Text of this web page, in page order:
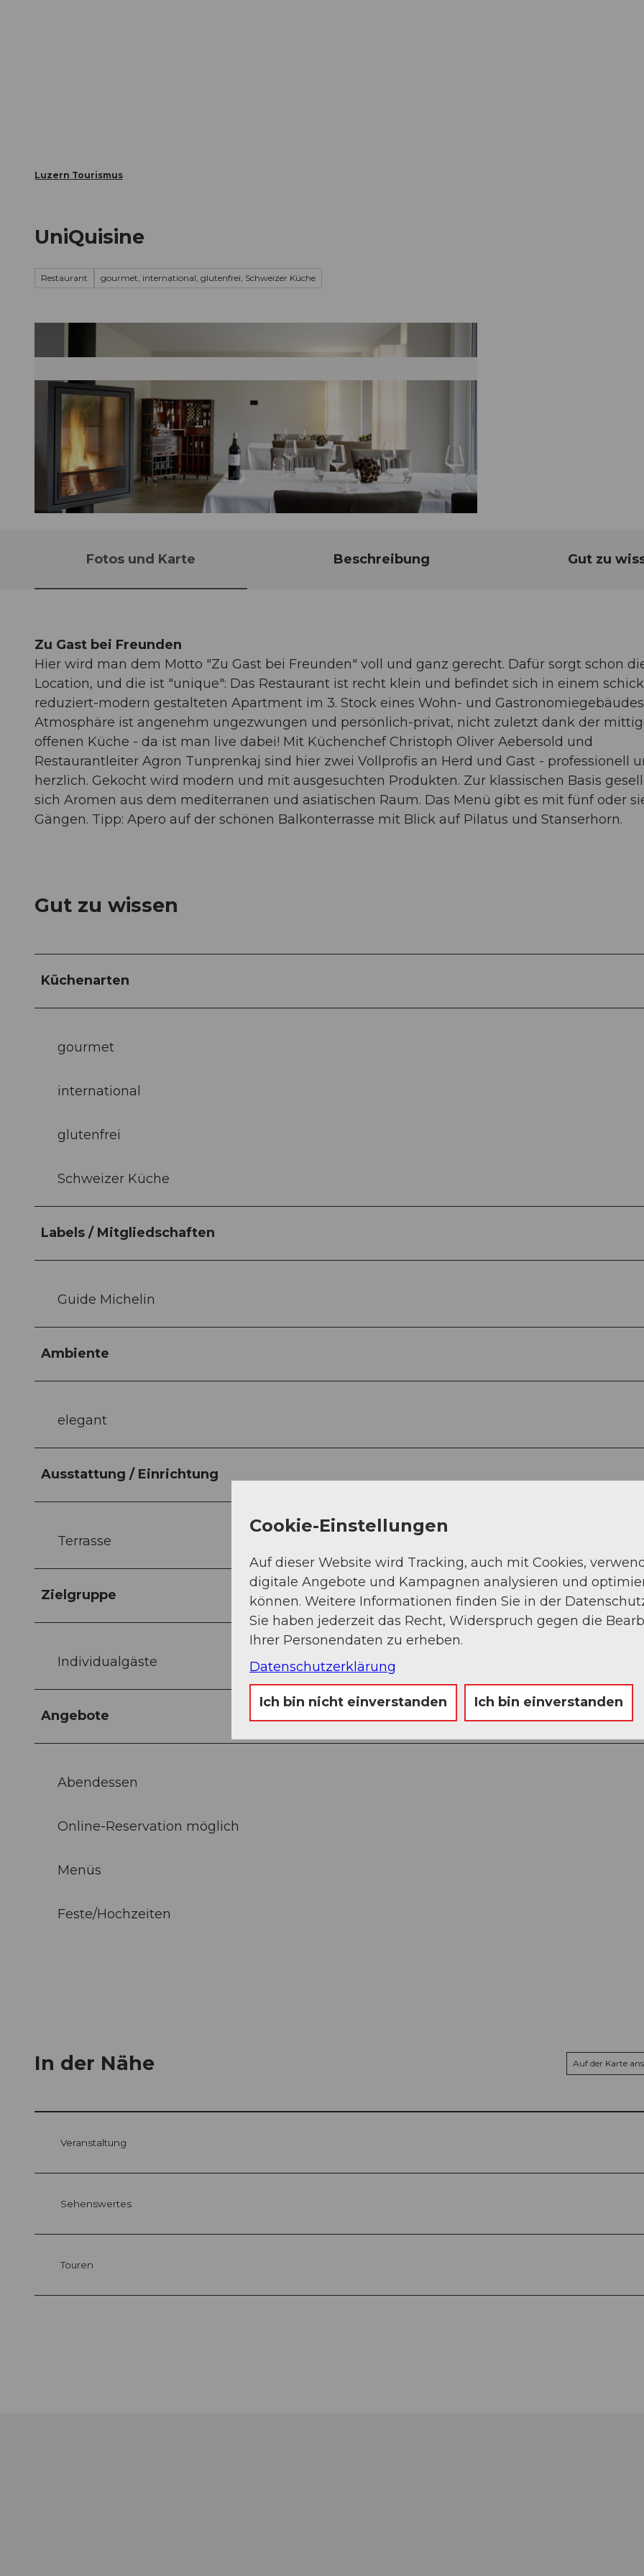
Luzern Tourismus
UniQuisine
Restaurant gourmet, international, glutenfrei, Schweizer Küche
Fotos und Karte Beschreibung Gut zu
Zu Gast bei Freunden
Hier wird man dem Motto "Zu Gast bei Freunden" voll und ganz gerecht. Dafür sorgt schon
Location, und die ist "unique": Das Restaurant ist recht klein und befindet sich in einem
reduziert-modern gestalteten Apartment im 3. Stock eines Wohn- und
Atmosphäre ist angenehm ungezwungen und persönlich-privat, nicht zuletzt dank der
offenen Küche - da ist man live dabei! Mit Küchenchef Christoph Oliver Aebersold und
Restaurantleiter Agron Tunprenkaj sind hier zwei Vollprofis an Herd und Gast - professionell
herzlich. Gekocht wird modern und mit ausgesuchten Produkten. Zur klassischen Basis
sich Aromen aus dem mediterranen und asiatischen Raum. Das Menü gibt es mit fünf oder
Gängen. Tipp: Apero auf der schönen Balkonterrasse mit Blick auf Pilatus und Stanserhorn.
Gut zu wissen
Küchenarten
gourmet
international
glutenfrei
Schweizer Küche
Labels / Mitgliedschaften
Guide Michelin
Ambiente
elegant
Ausstattung / Einrichtung
Terrasse
Zielgruppe
Individualgäste
Angebote
Abendessen
Online-Reservation möglich
Menüs
Feste/Hochzeiten
In der Nähe Auf der Karte
Veranstaltung
Sehenswertes
Touren
Cookie-Einstellungen
Auf dieser Website wird Tracking, auch mit Cookies,
digitale Angebote und Kampagnen analysieren und
können. Weitere Informationen finden Sie in der
Sie haben jederzeit das Recht, Widerspruch gegen die
Ihrer Personendaten zu erheben.
Datenschutzerklärung
Ich bin nicht einverstanden Ich bin einverstanden